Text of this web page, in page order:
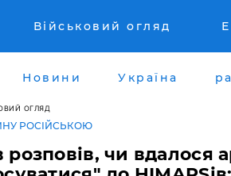
Військовий огляд
Новини Україна
ОГЛЯД
РОСІЙСЬКОЮ
чи вдалося